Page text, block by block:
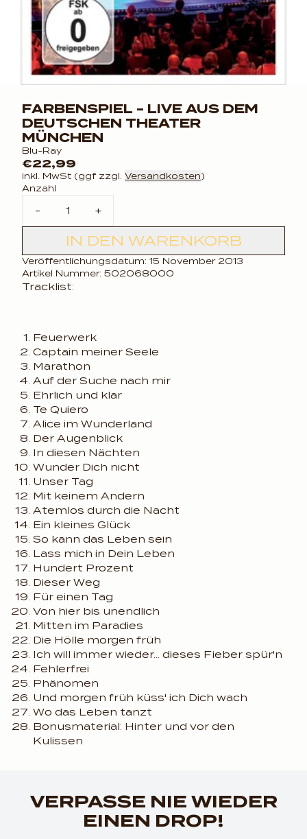
FARBENSPIEL - LIVE AUS DEM
DEUTSCHEN THEATER
MÜNCHEN
Blu-Ray
€22,99
inkl. MwSt (ggf zzgl. Versandkosten)
Anzahl
- +
IN DEN WARENKORB
Veröffentlichungsdatum: 15 November 2013
Artikel Nummer: 502068000
Tracklist:
Feuerwerk
Captain meiner Seele
Marathon
Auf der Suche nach mir
Ehrlich und klar
Te Quiero
Alice im Wunderland
Der Augenblick
In diesen Nächten
Wunder Dich nicht
Unser Tag
Mit keinem Andern
Atemlos durch die Nacht
Ein kleines Glück
So kann das Leben sein
Lass mich in Dein Leben
Hundert Prozent
Dieser Weg
Für einen Tag
Von hier bis unendlich
Mitten im Paradies
Die Hölle morgen früh
Ich will immer wieder... dieses Fieber spür'n
Fehlerfrei
Phänomen
Und morgen früh küss' ich Dich wach
Wo das Leben tanzt
Bonusmaterial: Hinter und vor den
Kulissen
VERPASSE NIE WIEDER
EINEN DROP!